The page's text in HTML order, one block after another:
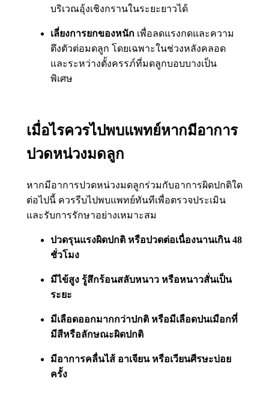
บริเวณอุ้งเชิงกรานในระยะยาวได้
เลี่ยงการยกของหนักเพื่อลดแรงกดและความ
ตึงตัวต่อมดลูก โดยเฉพาะในช่วงหลังคลอด
และระหว่างตั้งครรภ์ที่มดลูกบอบบางเป็น
พิเศษ
เมื่อไรควรไปพบแพทย์หากมีอาการ
ปวดหน่วงมดลูก
หากมีอาการปวดหน่วงมดลูกร่วมกับอาการผิดปกติใด
ต่อไปนี้ ควรรีบไปพบแพทย์ทันทีเพื่อตรวจประเมิน
และรับการรักษาอย่างเหมาะสม
ปวดรุนแรงผิดปกติ หรือปวดต่อเนื่องนานเกิน 48
ชั่วโมง
มีไข้สูง รู้สึกร้อนสลับหนาว หรือหนาวสั่นเป็น
ระยะ
มีเลือดออกมากกว่าปกติ หรือมีเลือดปนเมือกที่
มีสีหรือลักษณะผิดปกติ
มีอาการคลื่นไส้ อาเจียน หรือเวียนศีรษะบ่อย
ครั้ง